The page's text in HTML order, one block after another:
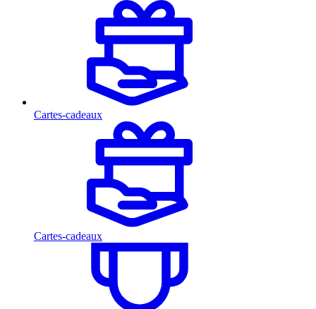
Cartes-cadeaux
Cartes-cadeaux